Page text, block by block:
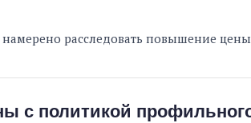
расследовать повышение
с политикой